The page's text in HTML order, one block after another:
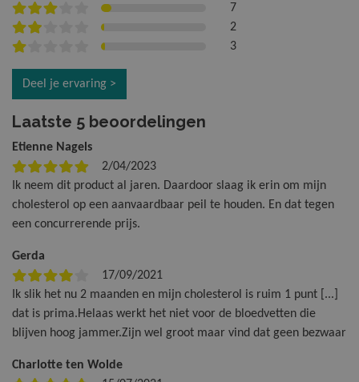
7
2
3
Deel je ervaring >
Laatste 5 beoordelingen
Etienne Nagels
2/04/2023
Ik neem dit product al jaren. Daardoor slaag ik erin om mijn
cholesterol op een aanvaardbaar peil te houden. En dat tegen
een concurrerende prijs.
Gerda
17/09/2021
Ik slik het nu 2 maanden en mijn cholesterol is ruim 1 punt [...]
dat is prima.Helaas werkt het niet voor de bloedvetten die
blijven hoog jammer.Zijn wel groot maar vind dat geen bezwaar
Charlotte ten Wolde